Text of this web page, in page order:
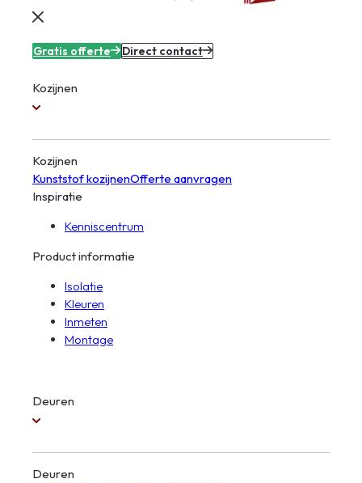
Gratis offerte Direct contact
Kozijnen
Kozijnen
Kunststof kozijnenOfferte aanvragen
Inspiratie
Kenniscentrum
Product informatie
Isolatie
Kleuren
Inmeten
Montage
Deuren
Deuren